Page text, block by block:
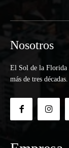
Nosotros
El Sol de la Florida
más de tres